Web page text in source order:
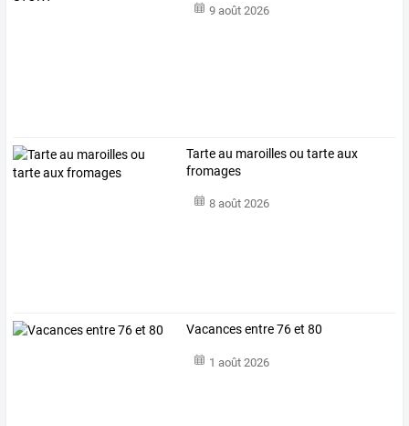
9 août 2026
Tarte au maroilles ou tarte aux
fromages
8 août 2026
Vacances entre 76 et 80
1 août 2026